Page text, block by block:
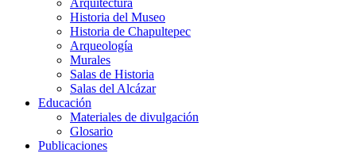
Arquitectura
Historia del Museo
Historia de Chapultepec
Arqueología
Murales
Salas de Historia
Salas del Alcázar
Educación
Materiales de divulgación
Glosario
Publicaciones